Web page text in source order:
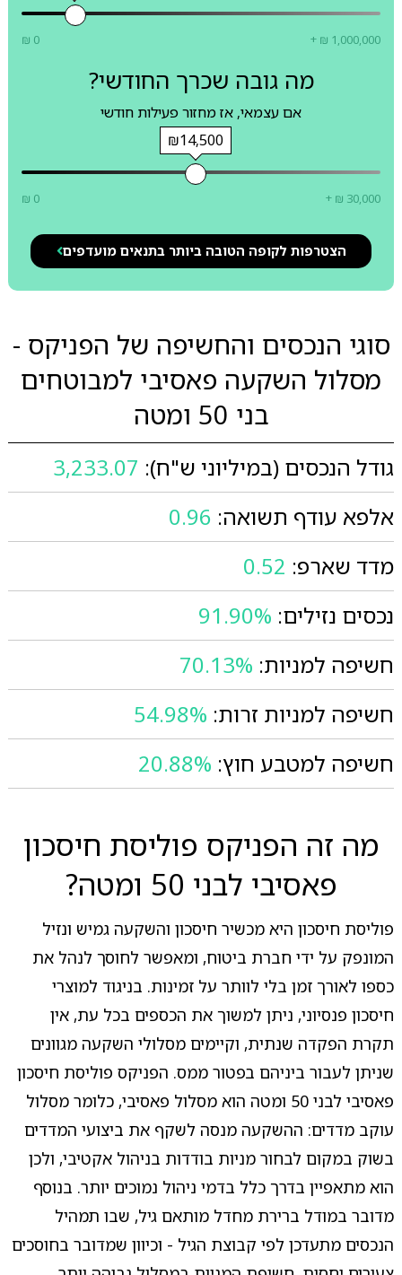
₪ 0 + ₪ 1,000,000
מה גובה שכרך החודשי?
אם עצמאי, אז מחזור פעילות חודשי
₪14,500
₪ 0 + ₪ 30,000
הצטרפות לקופה הטובה ביותר בתנאים מועדפים
סוגי הנכסים והחשיפה של הפניקס -
מסלול השקעה פאסיבי למבוטחים
בני 50 ומטה
גודל הנכסים (במיליוני ש"ח): 3,233.07
אלפא עודף תשואה: 0.96
מדד שארפ: 0.52
נכסים נזילים: 91.90%
חשיפה למניות: 70.13%
חשיפה למניות זרות: 54.98%
חשיפה למטבע חוץ: 20.88%
מה זה הפניקס פוליסת חיסכון
פאסיבי לבני 50 ומטה?
פוליסת חיסכון היא מכשיר חיסכון והשקעה גמיש ונזיל
המונפק על ידי חברת ביטוח, ומאפשר לחוסך לנהל את
כספו לאורך זמן בלי לוותר על זמינות. בניגוד למוצרי
חיסכון פנסיוני, ניתן למשוך את הכספים בכל עת, אין
תקרת הפקדה שנתית, וקיימים מסלולי השקעה מגוונים
שניתן לעבור ביניהם בפטור ממס. הפניקס פוליסת חיסכון
פאסיבי לבני 50 ומטה הוא מסלול פאסיבי, כלומר מסלול
עוקב מדדים: ההשקעה מנסה לשקף את ביצועי המדדים
בשוק במקום לבחור מניות בודדות בניהול אקטיבי, ולכן
הוא מתאפיין בדרך כלל בדמי ניהול נמוכים יותר. בנוסף
מדובר במודל ברירת מחדל מותאם גיל, שבו תמהיל
הנכסים מתעדכן לפי קבוצת הגיל - וכיוון שמדובר בחוסכים